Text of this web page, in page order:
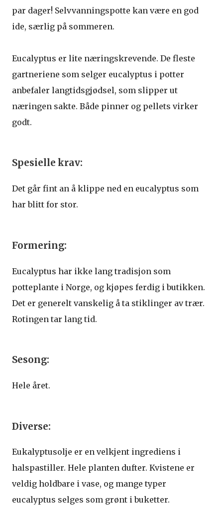
par dager! Selvvanningspotte kan være en god
ide, særlig på sommeren.
Eucalyptus er lite næringskrevende. De fleste
gartneriene som selger eucalyptus i potter
anbefaler langtidsgjødsel, som slipper ut
næringen sakte. Både pinner og pellets virker
godt.
Spesielle krav:
Det går fint an å klippe ned en eucalyptus som
har blitt for stor.
Formering:
Eucalyptus har ikke lang tradisjon som
potteplante i Norge, og kjøpes ferdig i butikken.
Det er generelt vanskelig å ta stiklinger av trær.
Rotingen tar lang tid.
Sesong:
Hele året.
Diverse:
Eukalyptusolje er en velkjent ingrediens i
halspastiller. Hele planten dufter. Kvistene er
veldig holdbare i vase, og mange typer
eucalyptus selges som grønt i buketter.